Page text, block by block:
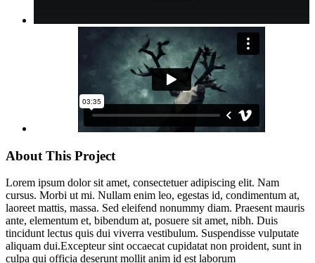
About This Project
Lorem ipsum dolor sit amet, consectetuer adipiscing elit. Nam
cursus. Morbi ut mi. Nullam enim leo, egestas id, condimentum at,
laoreet mattis, massa. Sed eleifend nonummy diam. Praesent mauris
ante, elementum et, bibendum at, posuere sit amet, nibh. Duis
tincidunt lectus quis dui viverra vestibulum. Suspendisse vulputate
aliquam dui.Excepteur sint occaecat cupidatat non proident, sunt in
culpa qui officia deserunt mollit anim id est laborum